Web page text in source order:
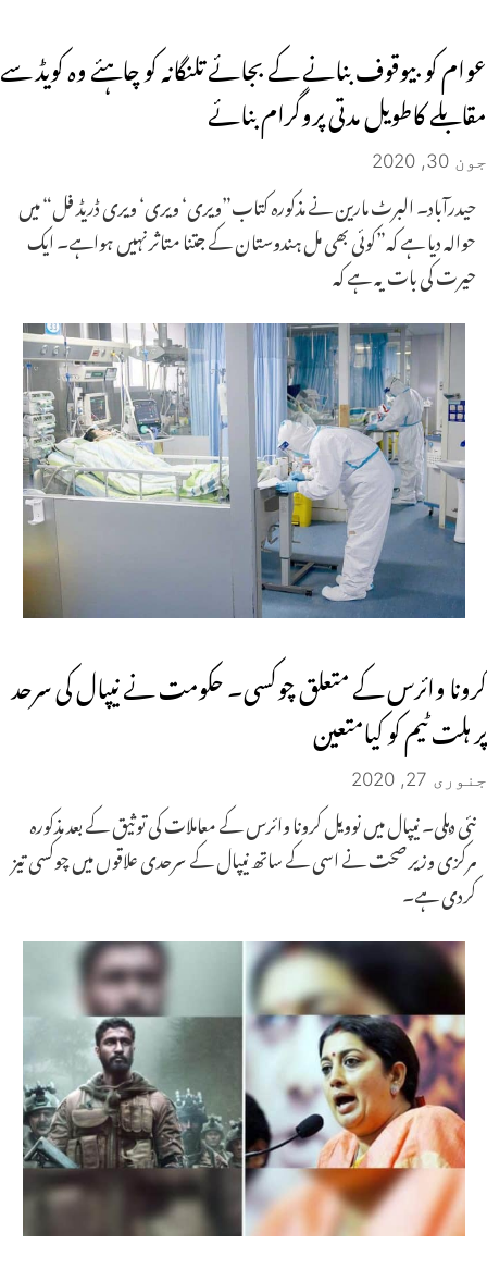
عوام کو بیوقوف بنانے کے بجائے تلنگانہ کو چاہئے وہ کویڈ سے
مقابلے کاطویل مدتی پروگرام بنائے
جون 30, 2020
حیدرآباد۔ البرٹ مارین نے مذکورہ کتاب”ویری‘ ویری‘ ویری ڈریڈ فل“ میں
حوالہ دیا ہے کہ”کوئی بھی مل ہندوستان کے جتنا متاثر نہیں ہواہے۔ ایک
حیرت کی بات یہ ہے کہ
کرونا وائرس کے متعلق چوکسی۔ حکومت نے نیپال کی سرحد
پر ہلت ٹیم کو کیامتعین
جنوری 27, 2020
نئی دہلی۔ نیپال میں نوویل کرونا وائرس کے معاملات کی توثیق کے بعد مذکورہ
مرکزی وزیر صحت نے اسی کے ساتھ نیپال کے سرحدی علاقوں میں چوکسی تیز
کردی ہے۔